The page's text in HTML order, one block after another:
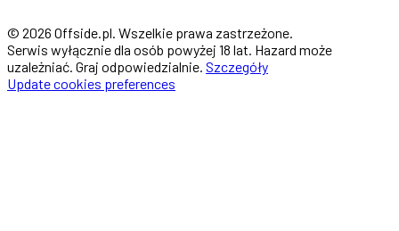
© 2026 Offside.pl. Wszelkie prawa zastrzeżone.
Serwis wyłącznie dla osób powyżej 18 lat. Hazard może
uzależniać. Graj odpowiedzialnie. Szczegóły
Update cookies preferences